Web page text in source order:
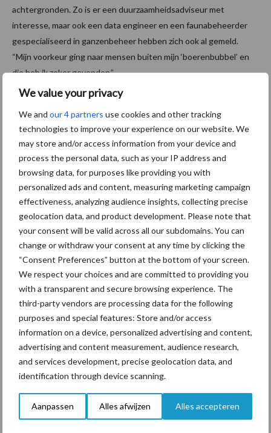
We value your privacy
We and our 4 partners use cookies and other tracking
technologies to improve your experience on our website. We
may store and/or access information from your device and
process the personal data, such as your IP address and
browsing data, for purposes like providing you with
personalized ads and content, measuring marketing campaign
effectiveness, analyzing audience insights, collecting precise
geolocation data, and product development. Please note that
your consent will be valid across all our subdomains. You can
change or withdraw your consent at any time by clicking the
“Consent Preferences” button at the bottom of your screen.
We respect your choices and are committed to providing you
with a transparent and secure browsing experience. The
third-party vendors are processing data for the following
purposes and special features: Store and/or access
information on a device, personalized advertising and content,
advertising and content measurement, audience research,
and services development, precise geolocation data, and
identification through device scanning.
Aanpassen Alles afwijzen Alles accepteren
achtergronden. Zo is er een duurzaamheidsadviseur met
interesse, maar ook een data engineer en een faunabeheerder
gespecialiseerd in ganzenbeheer hebben zich ook al gemeld.
“Mijn voorkeur ging naar mensen buiten mijn ‘boerenbubbel’ en
die heb ik zeker gevonden.”
Oproep naar de boer
Wendy kijkt uit naar de gesprekken, maar heeft ook een
boodschap aan andere boeren: “Ga vooral zelf ook het gesprek
aan. #MakeADate22 roept boeren op om in gesprek te gaan met
vertegenwoordigen, zijn agrariërs zelf.”
Help je de #MakeADate22 weer tot
een groot succes te maken?
In 2018 nam Boeren van Nederland voor het eerst het initiatief
met iemand buiten de eigen boerenbubbel. Door het grote
succes is deze actie ieder jaar teruggekeerd. Zelf ook het
gesprek aangaan met de burger tijdens #MakeADate22? Kijk dan
eens op de website vanBoeren van Nederlandhoe jij mee kan
doen.
Tekst: Janine van Ittersum
Beeld: Wendy van Schooten